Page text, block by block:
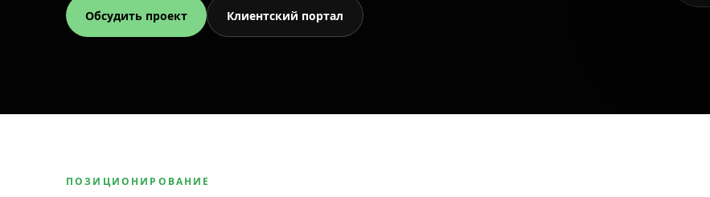
Обсудить проект Клиентский портал
ПОЗИЦИОНИРОВАНИЕ